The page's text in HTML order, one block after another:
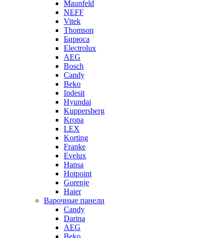
Maunfeld
NEFF
Vitek
Thomson
Бирюса
Electrolux
AEG
Bosch
Candy
Beko
Indesit
Hyundai
Kuppersberg
Krona
LEX
Korting
Franke
Evelux
Hansa
Hotpoint
Gorenje
Haier
Варочные панели
Candy
Darina
AEG